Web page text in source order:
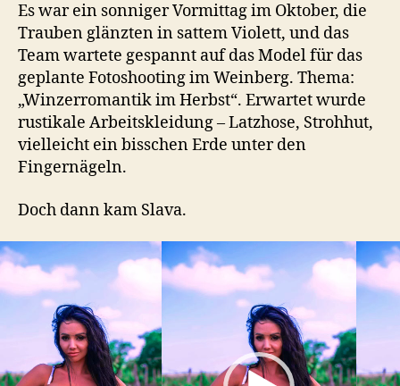
Es war ein sonniger Vormittag im Oktober, die
Trauben glänzten in sattem Violett, und das
Team wartete gespannt auf das Model für das
geplante Fotoshooting im Weinberg. Thema:
„Winzerromantik im Herbst“. Erwartet wurde
rustikale Arbeitskleidung – Latzhose, Strohhut,
vielleicht ein bisschen Erde unter den
Fingernägeln.
Doch dann kam Slava.
V
d
P